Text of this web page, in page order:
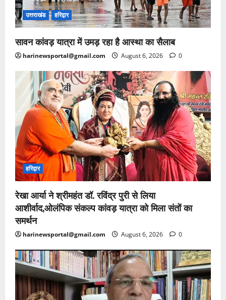
उत्तराखंड हरिद्वार
सावन कांवड़ यात्रा में उमड़ रहा है आस्था का सैलाब
harinewsportal@gmail.com August 6, 2026 0
हरिद्वार
रेखा आर्या ने श्रीमहंत डॉ. रविंद्र पुरी से लिया
आशीर्वाद,ओलंपिक संकल्प कांवड़ यात्रा को मिला संतों का
समर्थन
harinewsportal@gmail.com August 6, 2026 0